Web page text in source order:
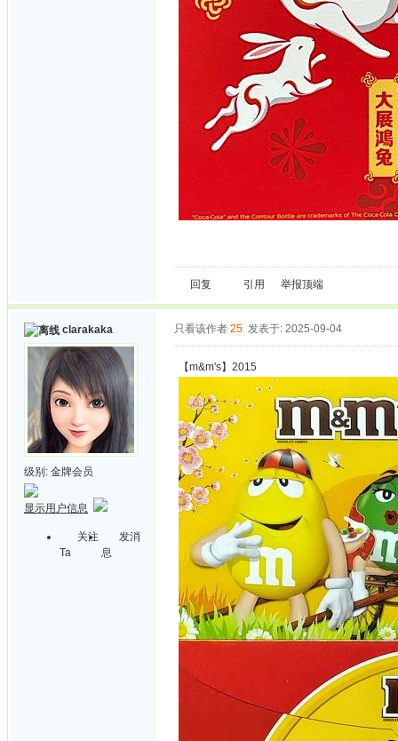
回复 引用 举报顶端
clarakaka
级别: 金牌会员
显示用户信息
关注
Ta
发消
息
只看该作者 25 发表于: 2025-09-04
【m&m's】2015